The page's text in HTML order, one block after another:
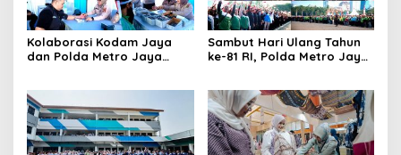
Kolaborasi Kodam Jaya
dan Polda Metro Jaya
Sambut Hari Ulang Tahun
ke-81 RI, Polda Metro Jaya